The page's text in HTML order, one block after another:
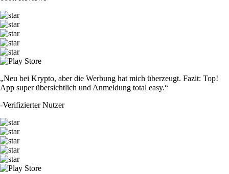
„Neu bei Krypto, aber die Werbung hat mich überzeugt. Fazit: Top!
App super übersichtlich und Anmeldung total easy.“
-Verifizierter Nutzer